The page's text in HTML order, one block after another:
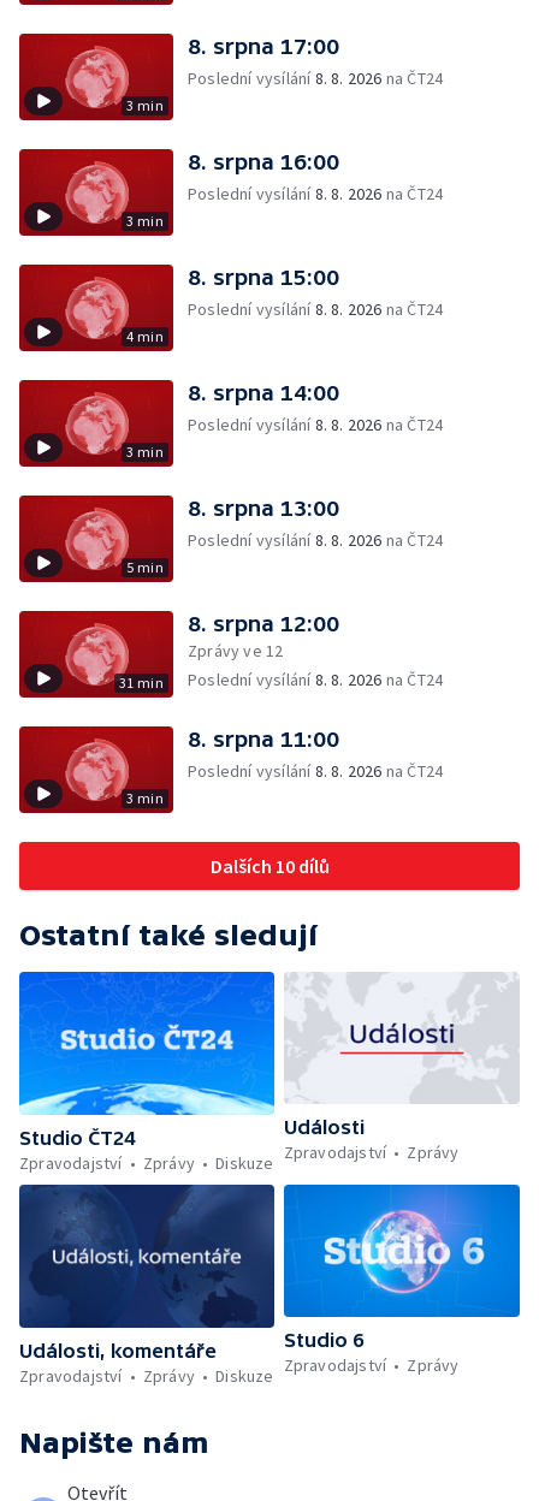
3 min
8. srpna 17:00
Poslední vysílání8. 8. 2026 na ČT24
3 min
8. srpna 16:00
Poslední vysílání8. 8. 2026 na ČT24
4 min
8. srpna 15:00
Poslední vysílání8. 8. 2026 na ČT24
3 min
8. srpna 14:00
Poslední vysílání8. 8. 2026 na ČT24
5 min
8. srpna 13:00
Poslední vysílání8. 8. 2026 na ČT24
31 min
8. srpna 12:00
Zprávy ve 12
Poslední vysílání8. 8. 2026 na ČT24
3 min
8. srpna 11:00
Poslední vysílání8. 8. 2026 na ČT24
Dalších 10 dílů
Ostatní také sledují
Studio ČT24
Zpravodajství
Zprávy Diskuze
Události
Zpravodajství
Zprávy
Události, komentáře
Zpravodajství
Zprávy Diskuze
Studio 6
Zpravodajství
Zprávy
Napište nám
Otevřít